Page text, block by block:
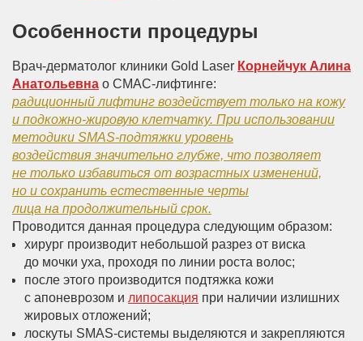
Особенности процедуры
Врач-дерматолог клиники Gold Laser Корнейчук Алина
Анатольевна о СМАС-лифтинге:
радиционный лифтинг воздействует только на кожу
и подкожно-жировую клетчатку. При использовании
методики SMAS-подтяжки уровень
воздействия значительно глубже, что позволяет
не только избавиться от возрастных изменений,
но и сохранить естественные черты
лица на продолжительный срок.
Проводится данная процедура следующим образом:
хирург производит небольшой разрез от виска
до мочки уха, проходя по линии роста волос;
после этого производится подтяжка кожи
с апоневрозом и липосакция при наличии излишних
жировых отложений;
лоскуты SMAS-системы выделяются и закрепляются